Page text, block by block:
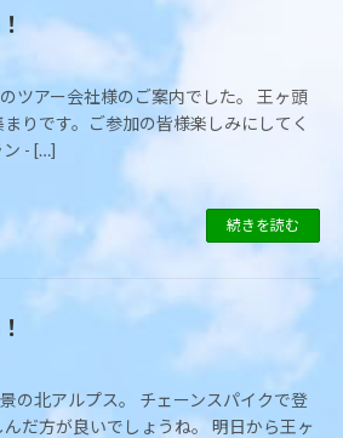
ツアー会社様のご案内でした。 王ヶ頭
りです。ご参加の皆様楽しみにしてく
- […]
続きを読む
の北アルプス。 チェーンスパイクで登
だ方が良いでしょうね。 明日から王ヶ